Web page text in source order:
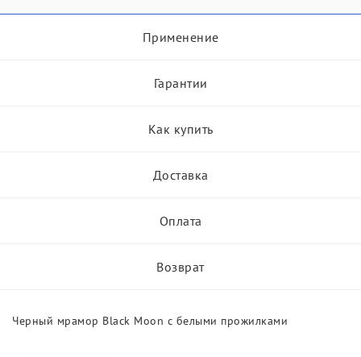
Применение
Гарантии
Как купить
Доставка
Оплата
Возврат
Черный мрамор Black Moon с белыми прожилками